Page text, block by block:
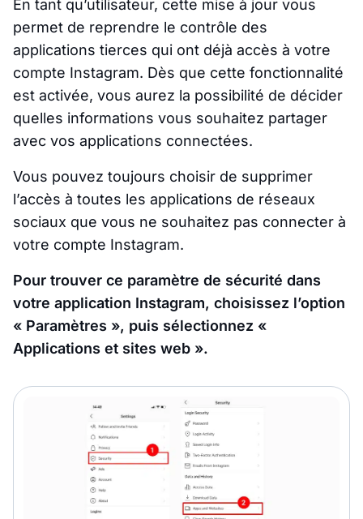
En tant qu’utilisateur, cette mise à jour vous
permet de reprendre le contrôle des
applications tierces qui ont déjà accès à votre
compte Instagram. Dès que cette fonctionnalité
est activée, vous aurez la possibilité de décider
quelles informations vous souhaitez partager
avec vos applications connectées.
Vous pouvez toujours choisir de supprimer
l’accès à toutes les applications de réseaux
sociaux que vous ne souhaitez pas connecter à
votre compte Instagram.
Pour trouver ce paramètre de sécurité dans
votre application Instagram, choisissez l’option
« Paramètres », puis sélectionnez «
Applications et sites web ».